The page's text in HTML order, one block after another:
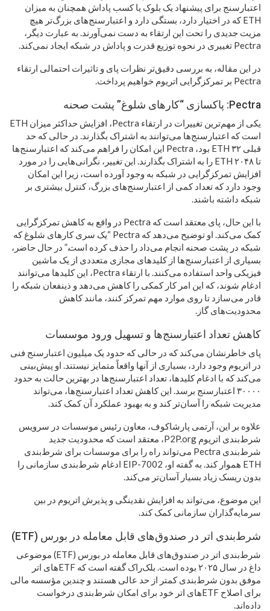
اعتبارسنج برای پیشنهاد یک بلوک یا کسب پاداش همچنان به میزان
ETH که در اختیار دارد، بستگی دارد و اعتبارسنج‌های بزرگ‌تر هیچ
مزیت جدیدی را تحت این ارتقاء به دست نمی‌آورند. به عبارت دیگر،
Pectra تغییری در نحوه توزیع قدرت و پاداش در شبکه ایجاد نمی‌کند.
در این مقاله، به بررسی دقیق‌تر نظرات پای و تاثیرات احتمالی ارتقاء
Pectra بر تمرکزگرایی اتریوم خواهیم پرداخت.
Pectra: پاکسازی “کارهای شلوغ” پشت صحنه
یکی از مهم‌ترین تغییرات در ارتقاء Pectra، افزایش حداکثر میزان ETH
است که اعتبارسنج‌ها می‌توانند به اشتراک بگذارند. در حالی که حد
قبلی ۳۲ ETH بود، Pectra این امکان را فراهم می‌کند که اعتبارسنج‌ها
تا ۲۰۴۸ ETH را به اشتراک بگذارند. این تغییر، نگرانی‌هایی را در مورد
افزایش تمرکزگرایی در شبکه به وجود آورده است، زیرا این امکان
وجود دارد که تعداد کمی از اعتبارسنج‌های بزرگ، کنترل بیشتری بر
شبکه داشته باشند.
با این حال، پای معتقد است که Pectra در واقع به کاهش تمرکزگرایی
کمک می‌کند. او توضیح می‌دهد که Pectra “یک سری کارهای شلوغ که
شبکه در پشت صحنه انجام می‌داد را حذف کرده است.” در حال حاضر،
بسیاری از اعتبارسنج‌ها از کلیدهای مجازی متعددی از یک ماشین
فیزیکی واحد استفاده می‌کنند. با ارتقاء Pectra، این کلیدها می‌توانند
ادغام شوند، که این امر کار کمکی را کاهش می‌دهد و ذینفعان شبکه را
قادر می‌سازد تا روی موارد مهم تمرکز کنند، مانند کاهش
محدودیت‌های گاز.
کاهش تعداد اعتبارسنج‌ها و تسهیل ورود موسسات
پای خاطرنشان می‌کند که در حالی که حدود یک میلیون اعتبارسنج فنی
در اتریوم وجود دارد، بسیاری از آنها واقعاً متمایز نیستند. او پیش‌بینی
می‌کند که با ادغام کلیدها، تعداد اعتبارسنج‌ها در بهترین حالت به حدود
۳۰۰۰۰ اعتبارسنج برسد. این کاهش تعداد اعتبارسنج‌ها، می‌تواند
مدیریت شبکه را آسان‌تر کند و به بهبود عملکرد آن کمک کند.
علاوه بر این، آرتمی پارشاکوف، معاون رئیس موسسات در سرویس
شرط‌بندی اتریوم P2P.org، معتقد است که محدودیت جدید
شرط‌بندی Pectra می‌تواند راه را برای موسسات برای شرط‌بندی
ETH هموار کند. به گفته او، EIP-7002 ادغام شرط‌بندی سازمانی را
بدون ریسک زیاد بسیار آسان‌تر می‌کند.
این موضوع، می‌تواند به افزایش نقدینگی و پذیرش اتریوم در بین
سرمایه‌گذاران سازمانی کمک کند.
شرط‌بندی اتر در صندوق‌های قابل معامله در بورس (ETF)
شرط‌بندی اتر در صندوق‌های قابل معامله در بورس (ETF) موضوعی
داغ در سال ۲۰۲۵ بوده است. بلک‌راک گفته است که ETFهای اتر
موفق بدون شرط‌بندی کمتر از حد عالی هستند و چندین مؤسسه مالی
برای اصلاح ETFهای اتر خود برای امکان شرط‌بندی درخواست
داده‌اند.